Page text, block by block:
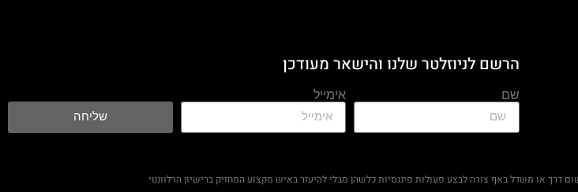
הרשם לניוזלטר שלנו והישאר מעודכן
שם אימייל
שליחה
דרך או משדל באף צורה לבצע פעולות פיננסיות כלשהן מבלי להיעזר באיש מקצוע המחזיק ברישיון הרלוונטי